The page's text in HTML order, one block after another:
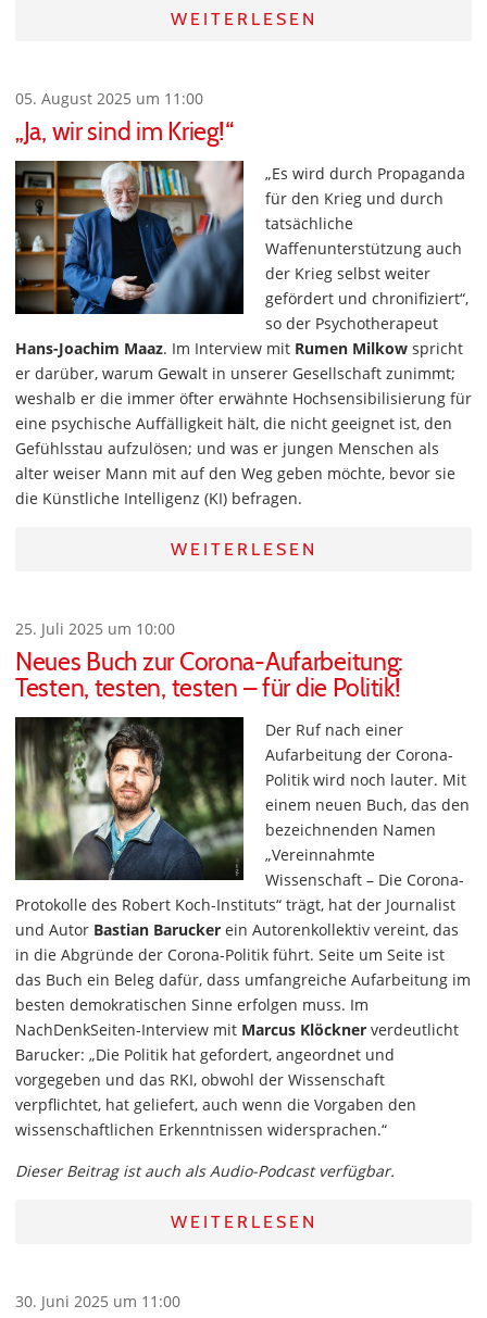
WEITERLESEN
05. August 2025 um 11:00
„Ja, wir sind im Krieg!“
„Es wird durch Propaganda
für den Krieg und durch
tatsächliche
Waffenunterstützung auch
der Krieg selbst weiter
gefördert und chronifiziert“,
so der Psychotherapeut
Hans-Joachim Maaz. Im Interview mit Rumen Milkow spricht
er darüber, warum Gewalt in unserer Gesellschaft zunimmt;
weshalb er die immer öfter erwähnte Hochsensibilisierung für
eine psychische Auffälligkeit hält, die nicht geeignet ist, den
Gefühlsstau aufzulösen; und was er jungen Menschen als
alter weiser Mann mit auf den Weg geben möchte, bevor sie
die Künstliche Intelligenz (KI) befragen.
WEITERLESEN
25. Juli 2025 um 10:00
Neues Buch zur Corona-Aufarbeitung:
Testen, testen, testen – für die Politik!
Der Ruf nach einer
Aufarbeitung der Corona-
Politik wird noch lauter. Mit
einem neuen Buch, das den
bezeichnenden Namen
„Vereinnahmte
Wissenschaft – Die Corona-
Protokolle des Robert Koch-Instituts“ trägt, hat der Journalist
und Autor Bastian Barucker ein Autorenkollektiv vereint, das
in die Abgründe der Corona-Politik führt. Seite um Seite ist
das Buch ein Beleg dafür, dass umfangreiche Aufarbeitung im
besten demokratischen Sinne erfolgen muss. Im
NachDenkSeiten-Interview mit Marcus Klöckner verdeutlicht
Barucker: „Die Politik hat gefordert, angeordnet und
vorgegeben und das RKI, obwohl der Wissenschaft
verpflichtet, hat geliefert, auch wenn die Vorgaben den
wissenschaftlichen Erkenntnissen widersprachen.“
Dieser Beitrag ist auch als Audio-Podcast verfügbar.
WEITERLESEN
30. Juni 2025 um 11:00